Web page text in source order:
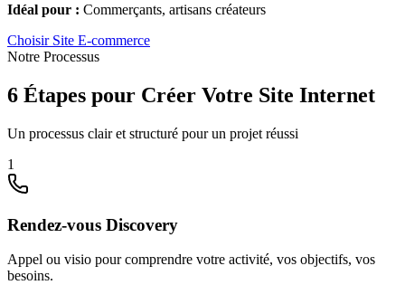
Idéal pour : Commerçants, artisans créateurs
Choisir Site E-commerce
Notre Processus
6 Étapes pour Créer Votre Site Internet
Un processus clair et structuré pour un projet réussi
1
Rendez-vous Discovery
Appel ou visio pour comprendre votre activité, vos objectifs, vos
besoins.